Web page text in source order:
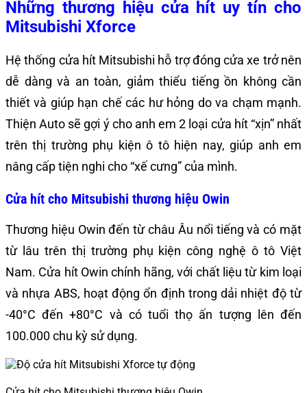
Những thương hiệu cửa hít uy tín cho
Mitsubishi Xforce
Hệ thống cửa hít Mitsubishi hỗ trợ đóng cửa xe trở nên
dễ dàng và an toàn, giảm thiểu tiếng ồn không cần
thiết và giúp hạn chế các hư hỏng do va chạm mạnh.
Thiện Auto sẽ gợi ý cho anh em 2 loại cửa hít “xịn” nhất
trên thị trường phụ kiện ô tô hiện nay, giúp anh em
nâng cấp tiện nghi cho “xế cưng” của mình.
Cửa hít cho Mitsubishi thương hiệu Owin
Thương hiệu Owin đến từ châu Âu nổi tiếng và có mặt
từ lâu trên thị trường phụ kiện công nghệ ô tô Việt
Nam. Cửa hít Owin chính hãng, với chất liệu từ kim loại
và nhựa ABS, hoạt động ổn định trong dải nhiệt độ từ
-40°C đến +80°C và có tuổi thọ ấn tượng lên đến
100.000 chu kỳ sử dụng.